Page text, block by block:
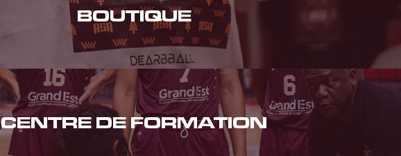
BOUTIQUE
CENTRE DE FORMATION